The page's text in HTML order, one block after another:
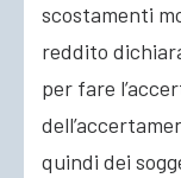
scostamenti
reddito
per fare
quindi dei